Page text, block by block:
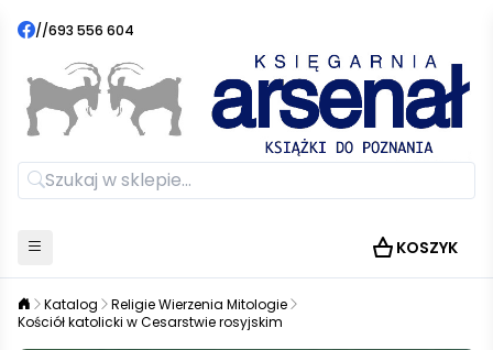
//693 556 604
KOSZYK
Katalog
Religie Wierzenia Mitologie
Kościół katolicki w Cesarstwie rosyjskim